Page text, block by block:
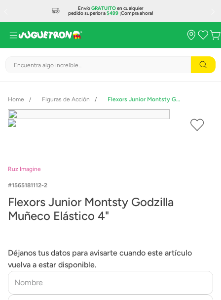
EnvíoGRATUITOen cualquier
pedido superior a$499¡Compra ahora!
Encuentra algo increíble...
Figuras de Acción Flexors Junior Montsty Godzilla Muñeco Elástico 4"
Ruz Imagine
1565181112-2
Flexors Junior Montsty Godzilla
Muñeco Elástico 4"
Déjanos tus datos para avisarte cuando este artículo
vuelva a estar disponible.